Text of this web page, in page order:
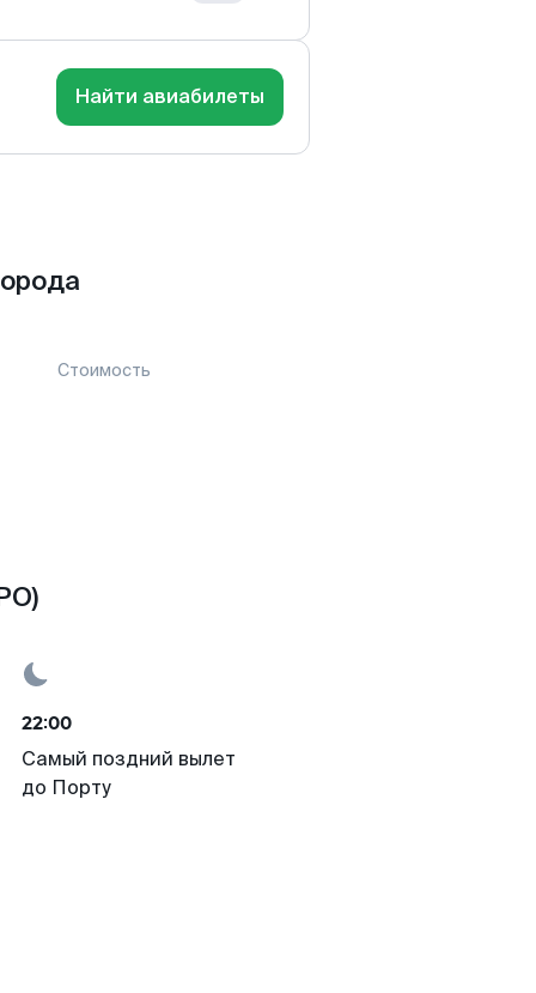
Найти авиабилеты
Стоимость
22:00
Самый поздний вылет
до Порту